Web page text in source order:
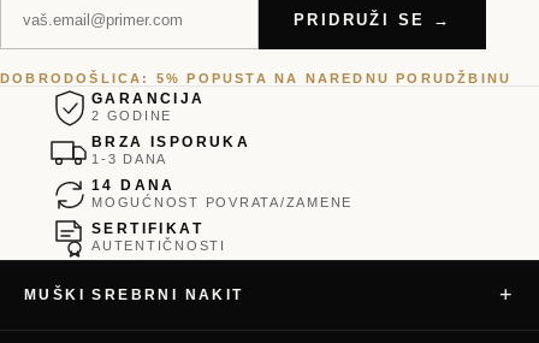
PRIDRUŽI SE →
DOBRODOŠLICA: 5% POPUSTA NA NAREDNU PORUDŽBINU
GARANCIJA
2 GODINE
BRZA ISPORUKA
1-3 DANA
14 DANA
MOGUĆNOST POVRATA/ZAMENE
SERTIFIKAT
AUTENTIČNOSTI
MUŠKI SREBRNI NAKIT +